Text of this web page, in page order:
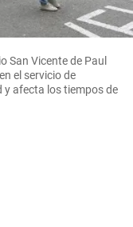
San Vicente de Paul
el servicio de
afecta los tiempos de